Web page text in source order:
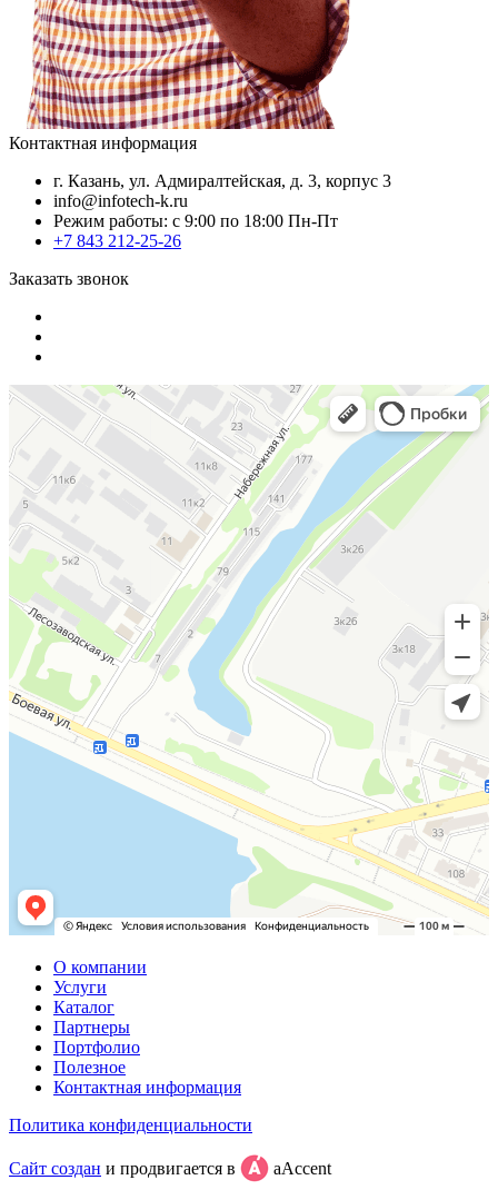
Контактная информация
г. Казань, ул. Адмиралтейская, д. 3, корпус 3
info@infotech-k.ru
Режим работы: с 9:00 по 18:00 Пн-Пт
+7 843 212-25-26
Заказать звонок
О компании
Услуги
Каталог
Партнеры
Портфолио
Полезное
Контактная информация
Политика конфиденциальности
Сайт создан и продвигается в aAccent